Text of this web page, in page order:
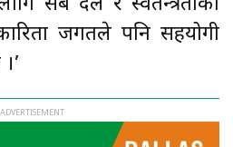
जगतले पनि सहयोगी